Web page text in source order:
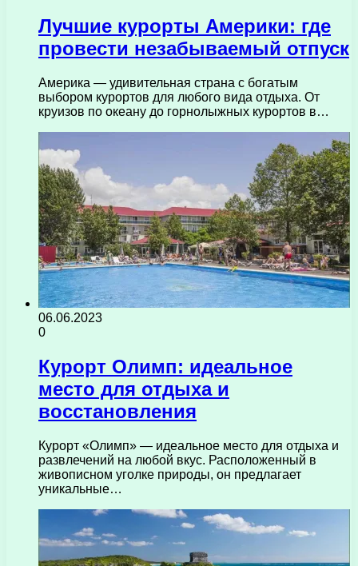
Лучшие курорты Америки: где
провести незабываемый отпуск
Америка — удивительная страна с богатым
выбором курортов для любого вида отдыха. От
круизов по океану до горнолыжных курортов в…
06.06.2023
0
Курорт Олимп: идеальное
место для отдыха и
восстановления
Курорт «Олимп» — идеальное место для отдыха и
развлечений на любой вкус. Расположенный в
живописном уголке природы, он предлагает
уникальные…